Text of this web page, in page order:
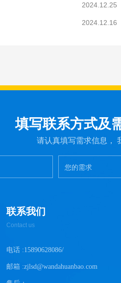
2024.12.25
2024.12.16
填写联系方式及
请认真填写需求信息，
联系我们
Contact us
电话 :15890628086/
邮箱 :zjlsd@wandahuanbao.com